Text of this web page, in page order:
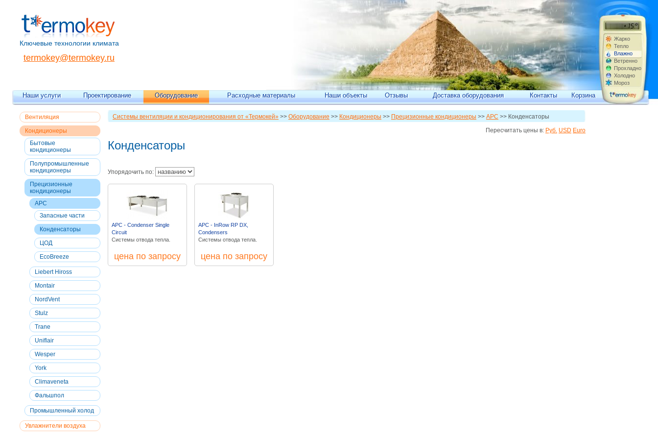
Жарко
Тепло
Влажно
Ветренно
Прохладно
Холодно
Мороз
Ключевые технологии климата
termokey@termokey.ru
Наши услуги Проектирование Оборудование Расходные материалы Наши объекты Отзывы Доставка оборудования Контакты Корзина
Вентиляция
Кондиционеры
Бытовые
кондиционеры
Полупромышленные
кондиционеры
Прецизионные
кондиционеры
APC
Запасные части
Конденсаторы
ЦОД
EcoBreeze
Liebert Hiross
Montair
NordVent
Stulz
Trane
Uniflair
Wesper
York
Climaveneta
Фальшпол
Промышленный холод
Увлажнители воздуха
Системы вентиляции и кондиционирования от «Термокей» >> Оборудование >> Кондиционеры >> Прецизионные кондиционеры >> APC >> Конденсаторы
Пересчитать цены в: Руб. USD Euro
Конденсаторы
Упорядочить по:
APC - Condenser Single
Circuit
Системы отвода тепла.
цена по запросу
APC - InRow RP DX,
Condensers
Системы отвода тепла.
цена по запросу